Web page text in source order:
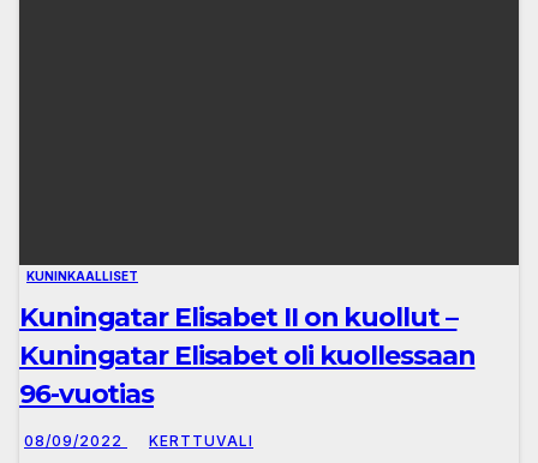
KUNINKAALLISET
Kuningatar Elisabet II on kuollut –
Kuningatar Elisabet oli kuollessaan
96-vuotias
08/09/2022 KERTTUVALI